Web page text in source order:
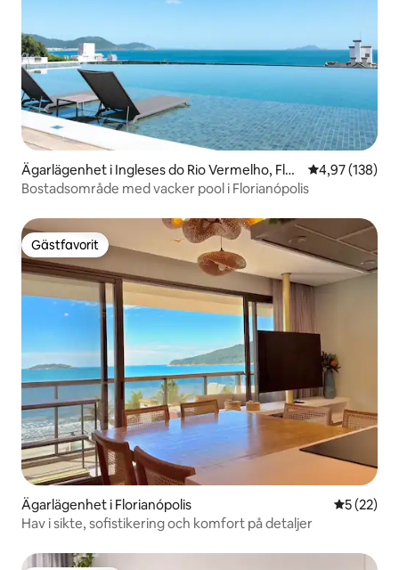
Ägarlägenhet i Ingleses do Rio Vermelho, Flori
anopólis
4,97 av 5 i
4,97 (138)
Bostadsområde med vacker pool i Florianópolis
Gästfavorit
Gästfavorit
Ägarlägenhet i Florianópolis 5 av 5 i
5 (22)
Hav i sikte, sofistikering och komfort på detaljer